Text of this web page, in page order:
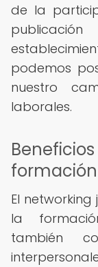
de la
podemos
nuestro
laborales.
El
la
también